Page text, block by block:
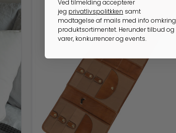
Ved tilmelding accepterer
jeg privatlivspolitkken samt
modtagelse af mails med info omkring
produktsortimentet. Herunder tilbud og
varer, konkurrencer og events.